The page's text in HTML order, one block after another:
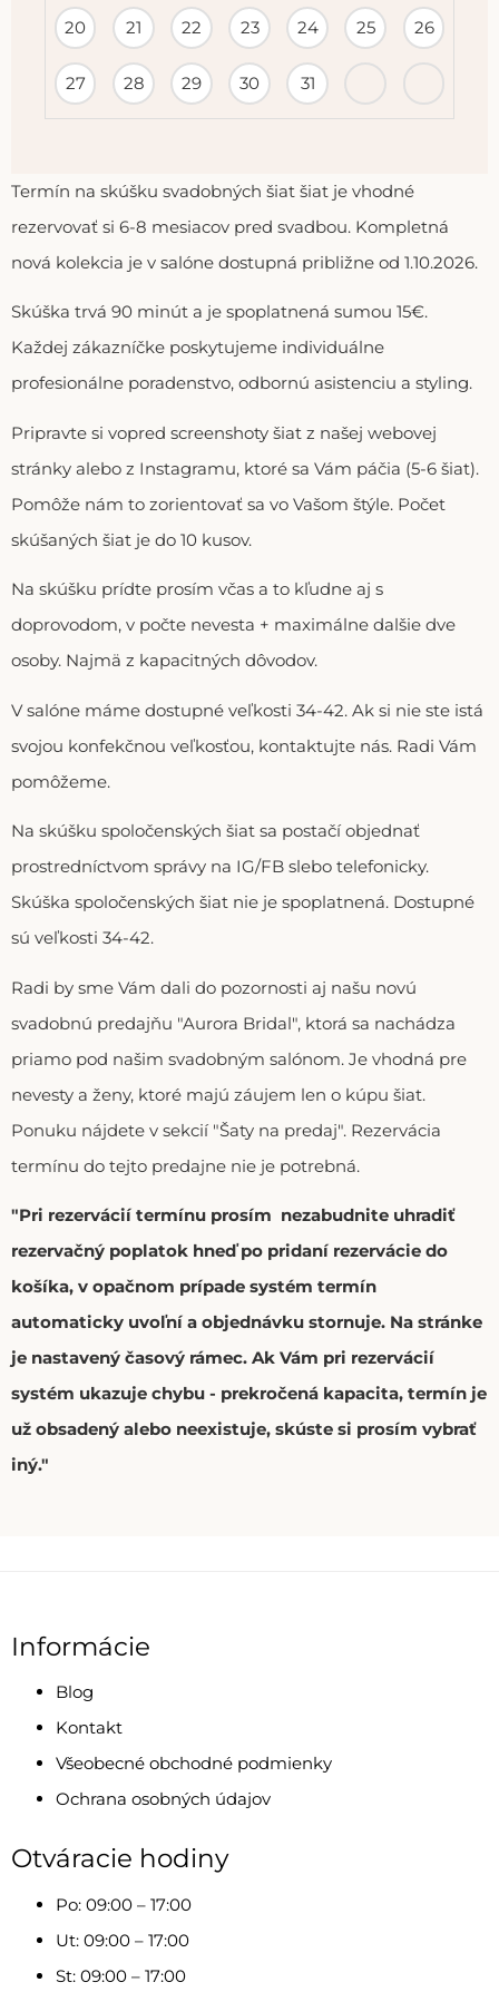
20 21 22 23 24 25 26
27 28 29 30 31
Termín na skúšku svadobných šiat šiat je vhodné
rezervovať si 6-8 mesiacov pred svadbou. Kompletná
nová kolekcia je v salóne dostupná približne od 1.10.2026.
Skúška trvá 90 minút a je spoplatnená sumou 15€.
Každej zákazníčke poskytujeme individuálne
profesionálne poradenstvo, odbornú asistenciu a styling.
Pripravte si vopred screenshoty šiat z našej webovej
stránky alebo z Instagramu, ktoré sa Vám páčia (5-6 šiat).
Pomôže nám to zorientovať sa vo Vašom štýle. Počet
skúšaných šiat je do 10 kusov.
Na skúšku prídte prosím včas a to kľudne aj s
doprovodom, v počte nevesta + maximálne dalšie dve
osoby. Najmä z kapacitných dôvodov.
V salóne máme dostupné veľkosti 34-42. Ak si nie ste istá
svojou konfekčnou veľkosťou, kontaktujte nás. Radi Vám
pomôžeme.
Na skúšku spoločenských šiat sa postačí objednať
prostredníctvom správy na IG/FB slebo telefonicky.
Skúška spoločenských šiat nie je spoplatnená. Dostupné
sú veľkosti 34-42.
Radi by sme Vám dali do pozornosti aj našu novú
svadobnú predajňu "Aurora Bridal", ktorá sa nachádza
priamo pod našim svadobným salónom. Je vhodná pre
nevesty a ženy, ktoré majú záujem len o kúpu šiat.
Ponuku nájdete v sekcií "Šaty na predaj". Rezervácia
termínu do tejto predajne nie je potrebná.
"Pri rezervácií termínu prosím nezabudnite uhradiť
rezervačný poplatok hneď po pridaní rezervácie do
košíka, v opačnom prípade systém termín
automaticky uvoľní a objednávku stornuje. Na stránke
je nastavený časový rámec. Ak Vám pri rezervácií
systém ukazuje chybu - prekročená kapacita, termín je
už obsadený alebo neexistuje, skúste si prosím vybrať
iný."
Informácie
Blog
Kontakt
Všeobecné obchodné podmienky
Ochrana osobných údajov
Otváracie hodiny
Po: 09:00 – 17:00
Ut: 09:00 – 17:00
St: 09:00 – 17:00